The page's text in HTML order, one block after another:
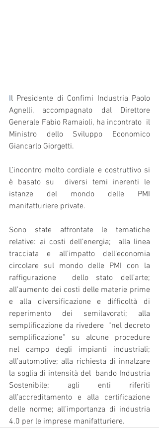
Il Presidente di Confimi Industria Paolo
Agnelli, accompagnato dal Direttore
Generale Fabio Ramaioli, ha incontrato  il
Ministro dello Sviluppo Economico
Giancarlo Giorgetti.
L’incontro molto cordiale e costruttivo si
è basato su  diversi temi inerenti le
istanze del mondo delle PMI
manifatturiere private.
Sono state affrontate le tematiche
relative: ai costi dell’energia;  alla linea
tracciata e all’impatto dell’economia
circolare sul mondo delle PMI con la
raffigurazione  dello stato dell’arte;
all’aumento dei costi delle materie prime
e alla diversificazione e difficoltà di
reperimento dei semilavorati; alla
semplificazione da rivedere  “nel decreto
semplificazione” su alcune procedure
nel campo degli impianti industriali;
all’automotive; alla richiesta di innalzare
la soglia di intensità del  bando Industria
Sostenibile; agli enti riferiti
all’accreditamento e alla certificazione
delle norme; all’importanza di industria
4.0 per le imprese manifatturiere.